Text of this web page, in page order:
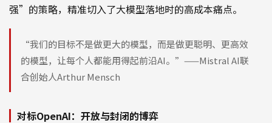
强”的策略，精准切入了大模型落地时的高成本痛点。
“我们的目标不是做更大的模型，而是做更聪明、更高效
的模型，让每个人都能用得起前沿AI。”——Mistral AI联
合创始人Arthur Mensch
对标OpenAI：开放与封闭的博弈